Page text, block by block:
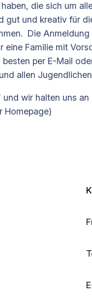
die sich um
gut und kreativ für
Die
Familie mit
per E-Mail
allen
wir halten uns
Homepage)